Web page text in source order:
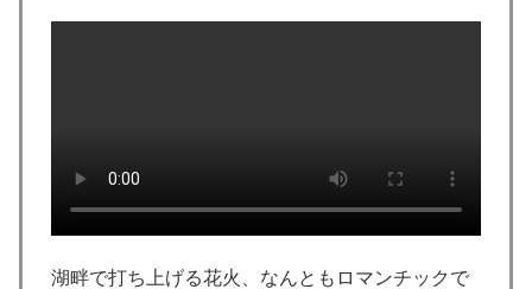
湖畔で打ち上げる花火、なんともロマンチックで